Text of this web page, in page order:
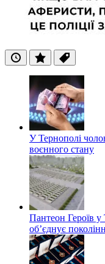
ОстанніПопулярні
Теги
У Тернополі
воєнного стану
Пантеон Героїв у
об’єднує